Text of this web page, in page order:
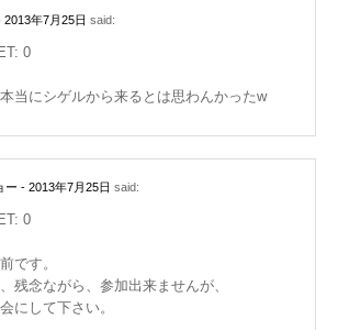
2013年7月25日 said:
0
当にシゲルから来るとは思わんかったw
ー - 2013年7月25日 said:
0
です。
残念ながら、参加出来ませんが、
にして下さい。